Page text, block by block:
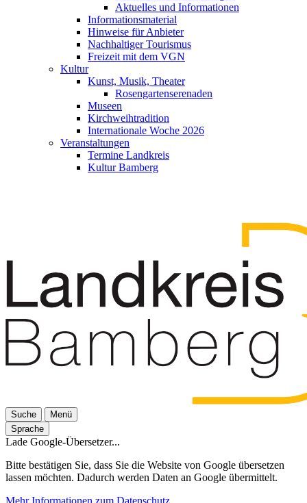
Aktuelles und Informationen
Informationsmaterial
Hinweise für Anbieter
Nachhaltiger Tourismus
Freizeit mit dem VGN
Kultur
Kunst, Musik, Theater
Rosengartenserenaden
Museen
Kirchweihtradition
Internationale Woche 2026
Veranstaltungen
Termine Landkreis
Kultur Bamberg
Suche
Menü
Sprache
Lade Google-Übersetzer...
Bitte bestätigen Sie, dass Sie die Website von Google übersetzen
lassen möchten. Dadurch werden Daten an Google übermittelt.
Mehr Informationen zum Datenschutz